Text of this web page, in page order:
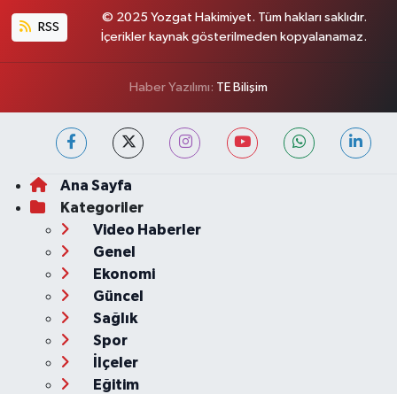
RSS
© 2025 Yozgat Hakimiyet. Tüm hakları saklıdır.
İçerikler kaynak gösterilmeden kopyalanamaz.
Haber Yazılımı: TE Bilişim
Ana Sayfa
Kategoriler
Video Haberler
Genel
Ekonomi
Güncel
Sağlık
Spor
İlçeler
Eğitim